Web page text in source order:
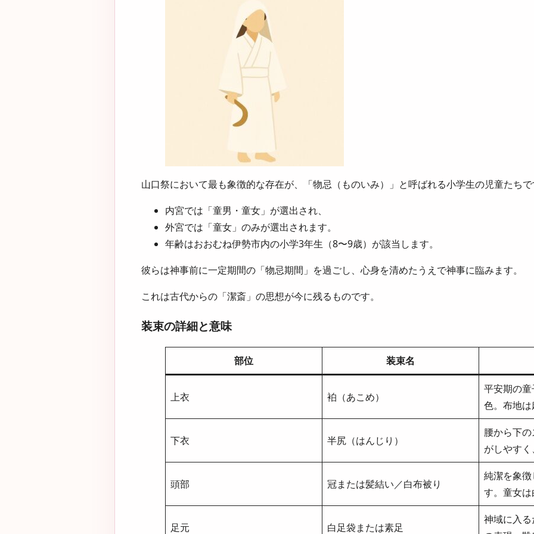
山口祭において最も象徴的な存在が、「物忌（ものいみ）」と呼ばれる小学生の児童たち
内宮では「童男・童女」が選出され、
外宮では「童女」のみが選出されます。
年齢はおおむね伊勢市内の小学3年生（8〜9歳）が該当します。
彼らは神事前に一定期間の「物忌期間」を過ごし、心身を清めたうえで神事に臨みます。
これは古代からの「潔斎」の思想が今に残るものです。
装束の詳細と意味
部位 装束名
上衣 袙（あこめ）
平安期の
色。布地
下衣 半尻（はんじり）
腰から下
がしやす
頭部 冠または髪結い／白布被り
純潔を象
す。童女
足元 白足袋または素足
神域に入